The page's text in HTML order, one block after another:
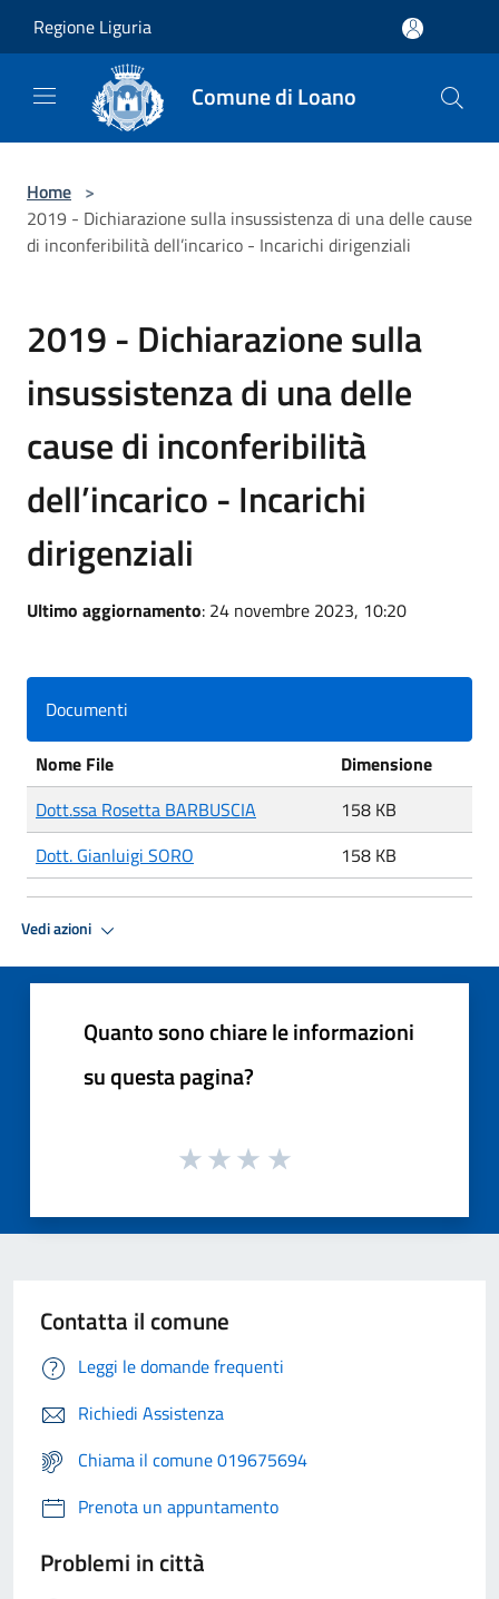
Regione Liguria
Comune di Loano
Home >
2019 - Dichiarazione sulla insussistenza di una delle cause
di inconferibilità dell’incarico - Incarichi dirigenziali
2019 - Dichiarazione sulla
insussistenza di una delle
cause di inconferibilità
dell’incarico - Incarichi
dirigenziali
Ultimo aggiornamento: 24 novembre 2023, 10:20
Documenti
Nome File
Dimensione
Dott.ssa Rosetta BARBUSCIA
158 KB
Dott. Gianluigi SORO
158 KB
Vedi azioni
Quanto sono chiare le informazioni
su questa pagina?
Contatta il comune
Leggi le domande frequenti
Richiedi Assistenza
Chiama il comune 019675694
Prenota un appuntamento
Problemi in città